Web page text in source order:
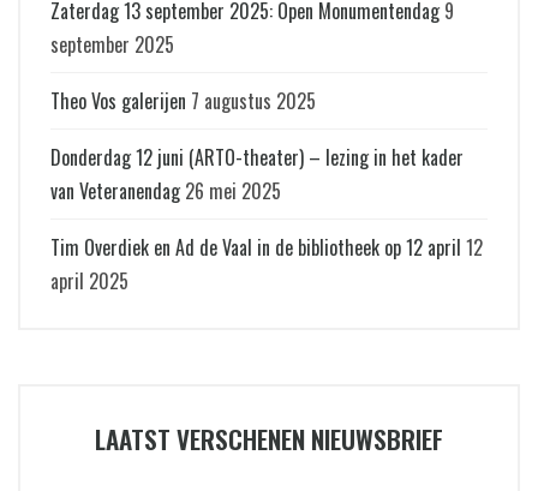
Zaterdag 13 september 2025: Open Monumentendag 9
september 2025
Theo Vos galerijen 7 augustus 2025
Donderdag 12 juni (ARTO-theater) – lezing in het kader
van Veteranendag 26 mei 2025
Tim Overdiek en Ad de Vaal in de bibliotheek op 12 april 12
april 2025
LAATST VERSCHENEN NIEUWSBRIEF